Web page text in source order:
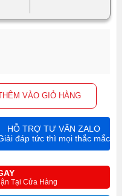
VÀO GIỎ HÀNG
Tại Cửa Hàng
HỖ TRỢ TƯ VẤN ZALO
đáp tức thì mọi thắc mắc